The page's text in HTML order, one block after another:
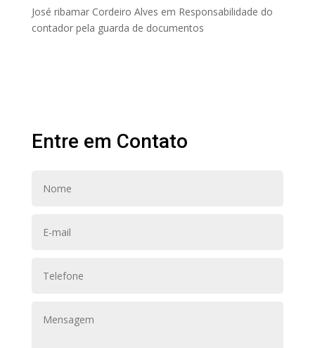
José ribamar Cordeiro Alves em Responsabilidade do
contador pela guarda de documentos
Entre em Contato